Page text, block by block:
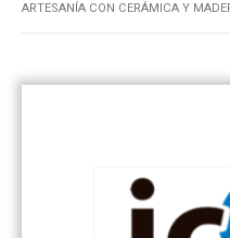
ARTESANÍA CON CERÁMICA Y